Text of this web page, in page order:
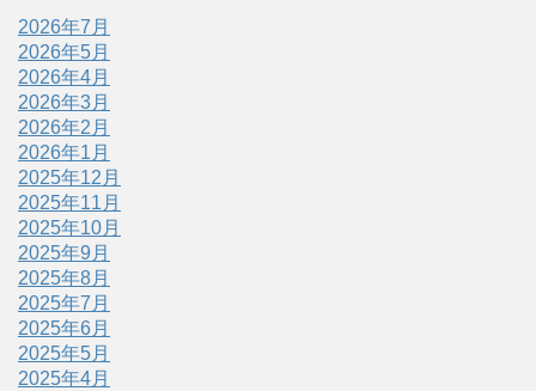
2026年7月
2026年5月
2026年4月
2026年3月
2026年2月
2026年1月
2025年12月
2025年11月
2025年10月
2025年9月
2025年8月
2025年7月
2025年6月
2025年5月
2025年4月